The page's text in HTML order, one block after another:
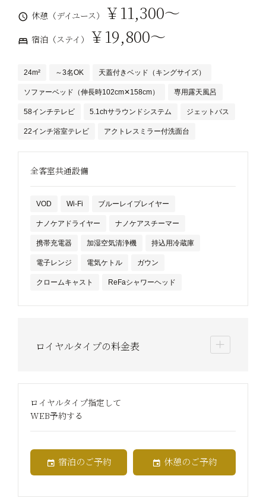
休憩（デイユース） ￥11,300～
宿泊（ステイ） ￥19,800～
24m² ～3名OK 天蓋付きベッド（キングサイズ）
ソファーベッド（伸長時102cm✕158cm） 専用露天風呂
58インチテレビ 5.1chサラウンドシステム ジェットバス
22インチ浴室テレビ アクトレスミラー付洗面台
全客室共通設備
VOD Wi-Fi ブルーレイプレイヤー
ナノケアドライヤー ナノケアスチーマー
携帯充電器 加湿空気清浄機 持込用冷蔵庫
電子レンジ 電気ケトル ガウン
クロームキャスト ReFaシャワーヘッド
ロイヤルタイプの料金表
ロイヤルタイプ指定して
WEB予約する
宿泊のご予約 休憩のご予約